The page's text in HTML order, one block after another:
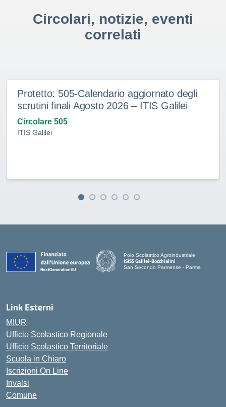
Circolari, notizie, eventi
correlati
Protetto: 505-Calendario aggiornato degli
scrutini finali Agosto 2026 – ITIS Galilei
Circolare 505
ITIS Galilei
Polo Scolastico Agroindustriale
ISISS Galilei-Bocchialini
San Secondo Parmense - Parma
Link Esterni
MIUR
Ufficio Scolastico Regionale
Ufficio Scolastico Territoriale
Scuola in Chiaro
Iscrizioni On Line
Invalsi
Comune